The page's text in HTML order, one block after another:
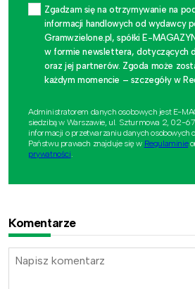
Zgadzam się na otrzymywanie na
informacji handlowych od wydawcy
Gramwzielone.pl, spółki E-
w formie newslettera, dotyczących
oraz jej partnerów. Zgoda może
każdym momencie – szczegóły w
Administratorem danych osobowych jest E-
siedzibą w Warszawie, ul. Szturmowa 2, 02-
informacji o przetwarzaniu danych osobowych
Państwu prawach znajduje się w Regulaminie
prywatności.
Komentarze